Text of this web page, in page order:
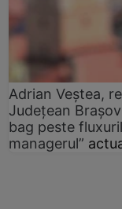
Adrian Veștea,
Județean
bag peste
managerul”